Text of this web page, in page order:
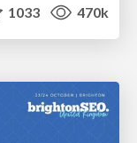
1033 470k